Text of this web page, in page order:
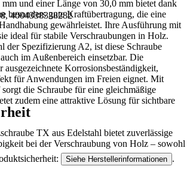
4004338338282
und einer Länge von 30,0 mm bietet dank
besonders gute Kraftübertragung, die eine
gewährleistet. Ihre Ausführung mit
ideal für stabile Verschraubungen in Holz.
der Spezifizierung A2, ist diese Schraube
im Außenbereich einsetzbar. Die
Korrosionsbeständigkeit,
für Anwendungen im Freien eignet. Mit
die Schraube für eine gleichmäßige
zudem eine attraktive Lösung für sichtbare
TX aus Edelstahl bietet zuverlässige
bei der Verschraubung von Holz – sowohl
Siehe Herstellerinformationen .